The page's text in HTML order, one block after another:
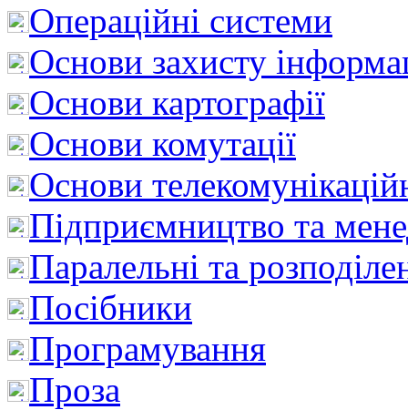
Операційні системи
Основи захисту
Основи картографії
Основи комутації
Основи
Підприємництво та
Паралельні та
Посібники
Програмування
Проза